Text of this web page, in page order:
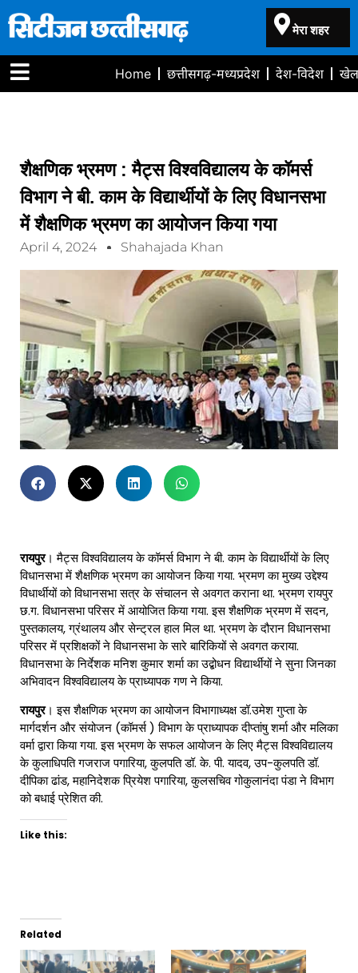
मेरा शहर
Home छत्तीसगढ़-मध्यप्रदेश देश-विदेश
शैक्षणिक भ्रमण : मैट्स विश्वविद्यालय के कॉमर्स
विभाग ने बी. काम के विद्यार्थीयों के लिए विधानसभा
में शैक्षणिक भ्रमण का आयोजन किया गया
April 4, 2024 Shahajada Khan
रायपुर। मैट्स विश्वविद्यालय के कॉमर्स विभाग ने बी. काम के विद्यार्थीयों के लिए
विधानसभा में शैक्षणिक भ्रमण का आयोजन किया गया. भ्रमण का मुख्य उद्देश्य
विधार्थीयों को विधानसभा सत्र के संचालन से अवगत कराना था. भ्रमण रायपुर
छ.ग. विधानसभा परिसर में आयोजित किया गया. इस शैक्षणिक भ्रमण में सदन,
पुस्तकालय, ग्रंथालय और सेन्ट्रल हाल मिल था. भ्रमण के दौरान विधानसभा
परिसर में प्रशिक्षकों ने विधानसभा के सारे बारिकियों से अवगत कराया.
विधानसभा के निर्देशक मनिश कुमार शर्मा का उद्बोधन विद्यार्थीयों ने सुना जिनका
अभिवादन विश्वविद्यालय के प्राध्यापक गण ने किया.
रायपुर। इस शैक्षणिक भ्रमण का आयोजन विभागाध्यक्ष डॉ.उमेश गुप्ता के
मार्गदर्शन और संयोजन (कॉमर्स ) विभाग के प्राध्यापक दीप्तांषु शर्मा और मलिका
वर्मा द्वारा किया गया. इस भ्रमण के सफल आयोजन के लिए मैट्स विश्वविद्यालय
के कुलाधिपति गजराज पगारिया, कुलपति डॉ. के. पी. यादव, उप-कुलपति डॉ.
दीपिका ढांड, महानिदेशक प्रियेश पगारिया, कुलसचिव गोकुलानंदा पंडा ने विभाग
को बधाई प्रेशित की.
Like this:
Related